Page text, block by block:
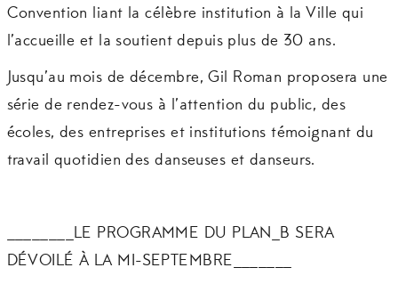
Convention liant la célèbre institution à la Ville qui
l’accueille et la soutient depuis plus de 30 ans.
Jusqu’au mois de décembre, Gil Roman proposera une
série de rendez-vous à l’attention du public, des
écoles, des entreprises et institutions témoignant du
travail quotidien des danseuses et danseurs.
________LE PROGRAMME DU PLAN_B SERA
DÉVOILÉ À LA MI-SEPTEMBRE_______